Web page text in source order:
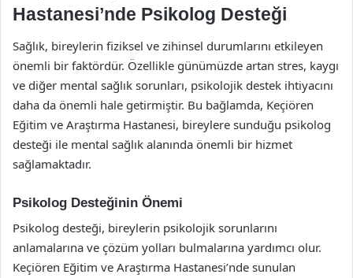
Hastanesi’nde Psikolog Desteği
Sağlık, bireylerin fiziksel ve zihinsel durumlarını etkileyen
önemli bir faktördür. Özellikle günümüzde artan stres, kaygı
ve diğer mental sağlık sorunları, psikolojik destek ihtiyacını
daha da önemli hale getirmiştir. Bu bağlamda, Keçiören
Eğitim ve Araştırma Hastanesi, bireylere sunduğu psikolog
desteği ile mental sağlık alanında önemli bir hizmet
sağlamaktadır.
Psikolog Desteğinin Önemi
Psikolog desteği, bireylerin psikolojik sorunlarını
anlamalarına ve çözüm yolları bulmalarına yardımcı olur.
Keçiören Eğitim ve Araştırma Hastanesi’nde sunulan